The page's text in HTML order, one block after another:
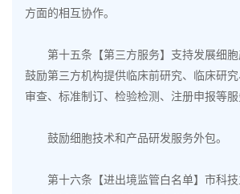
方面的相互协作。
第十五条【第三方服务】支持发展细胞
鼓励第三方机构提供临床前研究、临床研
审查、标准制订、检验检测、注册申报等服
鼓励细胞技术和产品研发服务外包。
第十六条【进出境监管白名单】市科技